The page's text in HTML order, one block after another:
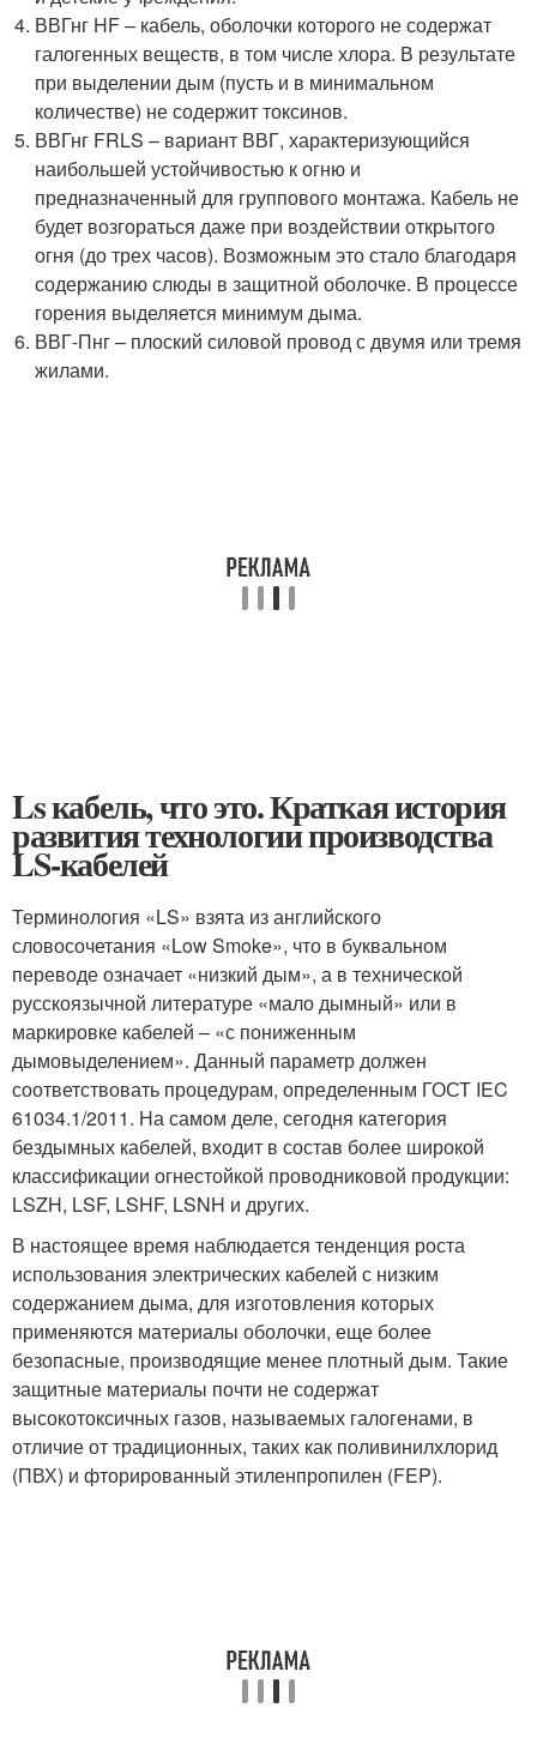
ВВГнг HF – кабель, оболочки которого не содержат
галогенных веществ, в том числе хлора. В результате
при выделении дым (пусть и в минимальном
количестве) не содержит токсинов.
ВВГнг FRLS – вариант ВВГ, характеризующийся
наибольшей устойчивостью к огню и
предназначенный для группового монтажа. Кабель не
будет возгораться даже при воздействии открытого
огня (до трех часов). Возможным это стало благодаря
содержанию слюды в защитной оболочке. В процессе
горения выделяется минимум дыма.
ВВГ-Пнг – плоский силовой провод с двумя или тремя
жилами.
Ls кабель, что это. Краткая история
развития технологии производства
LS-кабелей
Терминология «LS» взята из английского
словосочетания «Low Smoke», что в буквальном
переводе означает «низкий дым», а в технической
русскоязычной литературе «мало дымный» или в
маркировке кабелей – «с пониженным
дымовыделением». Данный параметр должен
соответствовать процедурам, определенным ГОСТ IEC
61034.1/2011. На самом деле, сегодня категория
бездымных кабелей, входит в состав более широкой
классификации огнестойкой проводниковой продукции:
LSZH, LSF, LSHF, LSNH и других.
В настоящее время наблюдается тенденция роста
использования электрических кабелей с низким
содержанием дыма, для изготовления которых
применяются материалы оболочки, еще более
безопасные, производящие менее плотный дым. Такие
защитные материалы почти не содержат
высокотоксичных газов, называемых галогенами, в
отличие от традиционных, таких как поливинилхлорид
(ПВХ) и фторированный этиленпропилен (FEP).